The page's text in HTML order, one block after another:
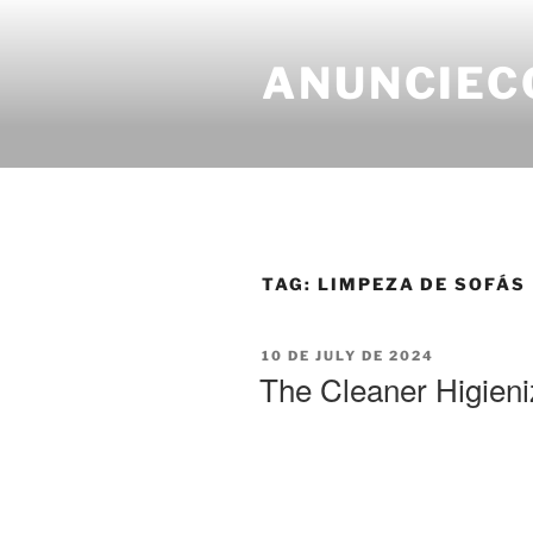
TAG: LIMPEZA DE SOFÁS
10 DE JULY DE 2024
The Cleaner